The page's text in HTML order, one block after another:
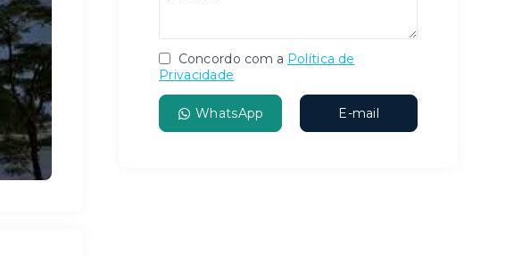
Concordo com a Política de
Privacidade
WhatsApp E-mail